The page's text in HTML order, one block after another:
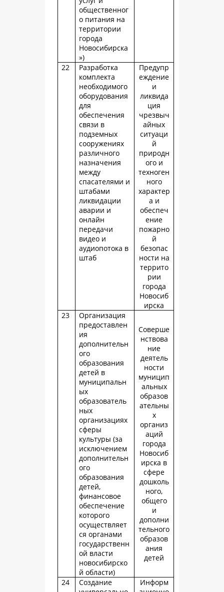
общественног
о питания на
территории
города
Новосибирска
»)
22
Разработка
комплекта
необходимого
оборудования
для
обеспечения
связи в
подземных
сооружениях
различного
назначения
между
спасателями и
штабами
ликвидации
аварии и
онлайн
передачи
видео и
аудиопотока в
штаб
Предупр
еждение
и
ликвида
ция
чрезвыч
айных
ситуаци
й
природн
ого и
техноген
ного
характер
а и
обеспеч
ение
пожарно
й
безопас
ности на
террито
рии
города
Новосиб
ирска
23
Организация
предоставлен
ия
дополнительн
ого
образования
детей в
муниципальн
ых
образователь
ных
организациях
сферы
культуры (за
исключением
дополнительн
ого
образования
детей,
финансовое
обеспечение
которого
осуществляет
ся органами
государственн
ой власти
новосибирско
й области)
Соверше
нствова
ние
деятель
ности
муницип
альных
образов
ательны
х
организ
аций
города
Новосиб
ирска в
сфере
дошколь
ного,
общего
и
дополни
тельного
образов
ания
детей
24
Создание
Информ